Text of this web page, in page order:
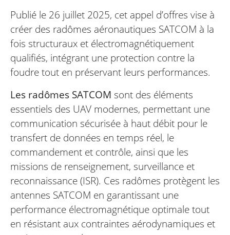
Publié le 26 juillet 2025, cet appel d’offres vise à
créer des radômes aéronautiques SATCOM à la
fois structuraux et électromagnétiquement
qualifiés, intégrant une protection contre la
foudre tout en préservant leurs performances.
Les radômes SATCOM sont des éléments
essentiels des UAV modernes, permettant une
communication sécurisée à haut débit pour le
transfert de données en temps réel, le
commandement et contrôle, ainsi que les
missions de renseignement, surveillance et
reconnaissance (ISR). Ces radômes protègent les
antennes SATCOM en garantissant une
performance électromagnétique optimale tout
en résistant aux contraintes aérodynamiques et